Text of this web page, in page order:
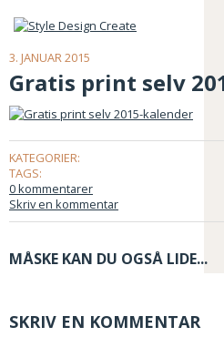
3. JANUAR 2015
Gratis print selv
KATEGORIER:
TAGS:
0 kommentarer
Skriv en kommentar
MÅSKE KAN DU OGSÅ LIDE...
SKRIV EN KOMMENTAR